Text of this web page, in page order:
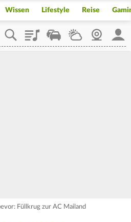
Wissen Lifestyle Reise
PlaylistStaupilotWetterWebcam
Füllkrug zur AC Mailand